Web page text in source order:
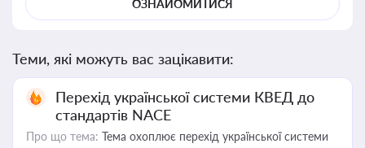
ОЗНАЙОМИТИСЯ
Теми, які можуть вас зацікавити:
Перехід української системи КВЕД до
стандартів NACE
Про що тема: Тема охоплює перехід української системи